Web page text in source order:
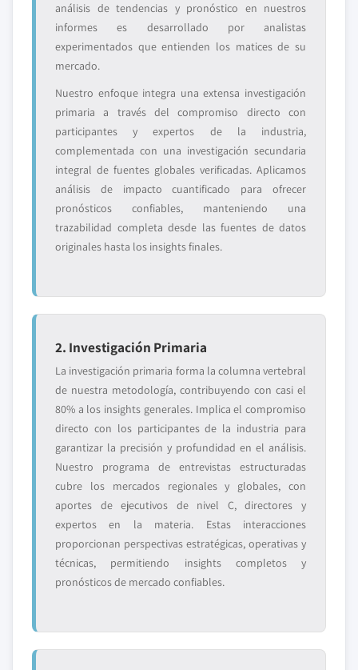
análisis de tendencias y pronóstico en nuestros
informes es desarrollado por analistas
experimentados que entienden los matices de su
mercado.
Nuestro enfoque integra una extensa investigación
primaria a través del compromiso directo con
participantes y expertos de la industria,
complementada con una investigación secundaria
integral de fuentes globales verificadas. Aplicamos
análisis de impacto cuantificado para ofrecer
pronósticos confiables, manteniendo una
trazabilidad completa desde las fuentes de datos
originales hasta los insights finales.
2. Investigación Primaria
La investigación primaria forma la columna vertebral
de nuestra metodología, contribuyendo con casi el
80% a los insights generales. Implica el compromiso
directo con los participantes de la industria para
garantizar la precisión y profundidad en el análisis.
Nuestro programa de entrevistas estructuradas
cubre los mercados regionales y globales, con
aportes de ejecutivos de nivel C, directores y
expertos en la materia. Estas interacciones
proporcionan perspectivas estratégicas, operativas y
técnicas, permitiendo insights completos y
pronósticos de mercado confiables.